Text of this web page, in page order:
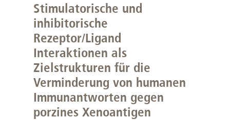
Stimulatorische und
inhibitorische
Rezeptor/Ligand
Interaktionen als
Zielstrukturen für die
Verminderung von humanen
Immunantworten gegen
porzines Xenoantigen